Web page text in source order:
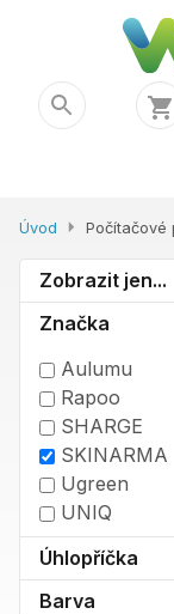
Úvod Počítačové
Zobrazit jen...
Značka
Aulumu
Rapoo
SHARGE
SKINARMA
Ugreen
UNIQ
Úhlopříčka
Barva